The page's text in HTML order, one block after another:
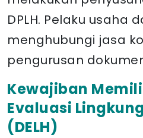
DPLH. Pelaku usaha
menghubungi jasa
pengurusan
Kewajiban
Evaluasi
(DELH)